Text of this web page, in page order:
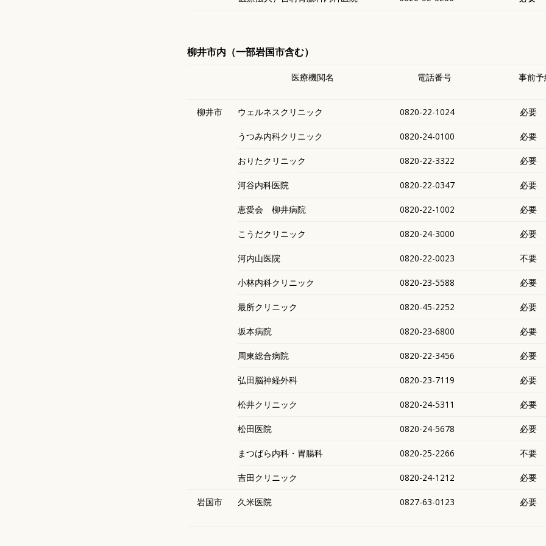
柳井市内（一部岩国市含む）
医療機関名 電話番号 事前
柳井市 ウェルネスクリニック 0820-22-1024 必要
うつみ内科クリニック 0820-24-0100 必要
おりたクリニック 0820-22-3322 必要
河谷内科医院 0820-22-0347 必要
恵愛会 柳井病院 0820-22-1002 必要
こうだクリニック 0820-24-3000 必要
河内山医院 0820-22-0023 不要
小林内科クリニック 0820-23-5588 必要
最所クリニック 0820-45-2252 必要
坂本病院 0820-23-6800 必要
周東総合病院 0820-22-3456 必要
弘田脳神経外科 0820-23-7119 必要
松井クリニック 0820-24-5311 必要
松田医院 0820-24-5678 必要
まつばら内科・胃腸科 0820-25-2266 不要
吉田クリニック 0820-24-1212 必要
岩国市 久米医院 0827-63-0123 必要